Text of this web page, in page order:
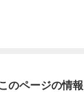
のページの情